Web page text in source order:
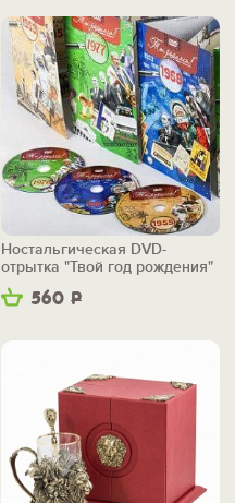
560 Р
Ностальгическая DVD-
отрытка "Твой год рождения"